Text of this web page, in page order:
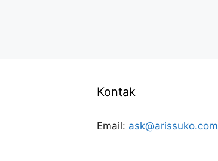
Kontak
Email: ask@arissuko.com